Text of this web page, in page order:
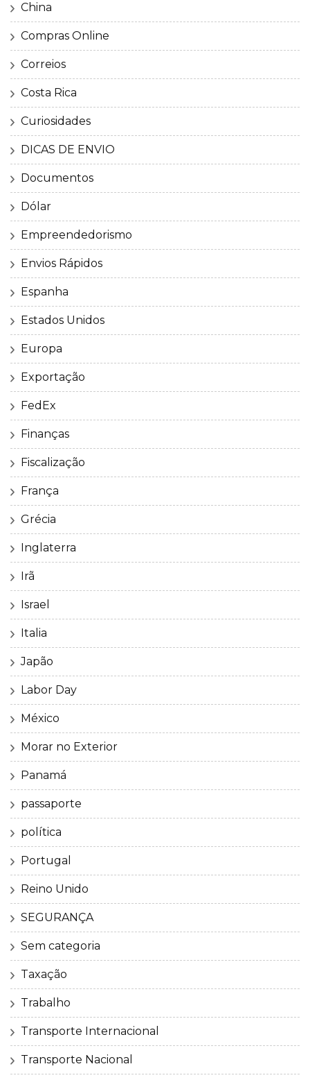
China
Compras Online
Correios
Costa Rica
Curiosidades
DICAS DE ENVIO
Documentos
Dólar
Empreendedorismo
Envios Rápidos
Espanha
Estados Unidos
Europa
Exportação
FedEx
Finanças
Fiscalização
França
Grécia
Inglaterra
Irã
Israel
Italia
Japão
Labor Day
México
Morar no Exterior
Panamá
passaporte
política
Portugal
Reino Unido
SEGURANÇA
Sem categoria
Taxação
Trabalho
Transporte Internacional
Transporte Nacional